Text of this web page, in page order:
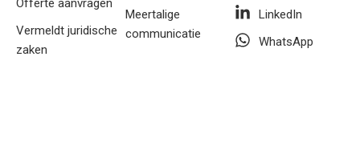
Vermeldt juridische
zaken
Meertalige
communicatie
LinkedIn
WhatsApp